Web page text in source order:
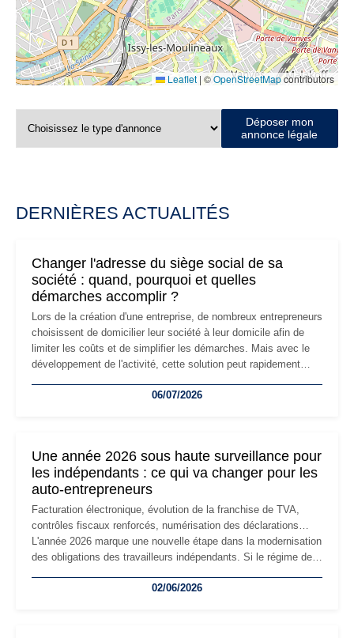
Leaflet |©OpenStreetMapcontributors
Déposer mon
annonce légale
DERNIÈRES ACTUALITÉS
Changer l'adresse du siège social de sa
société : quand, pourquoi et quelles
démarches accomplir ?
Lors de la création d'une entreprise, de nombreux entrepreneurs
choisissent de domicilier leur société à leur domicile afin de
limiter les coûts et de simplifier les démarches. Mais avec le
développement de l'activité, cette solution peut rapidement
professionnels, recrutement, image de marque… Le
06/07/2026
Une année 2026 sous haute surveillance pour
les indépendants : ce qui va changer pour les
auto-entrepreneurs
Facturation électronique, évolution de la franchise de TVA,
contrôles fiscaux renforcés, numérisation des déclarations…
L'année 2026 marque une nouvelle étape dans la modernisation
des obligations des travailleurs indépendants. Si le régime de
les auto-entrepreneurs devront s'adapter à un environnement
02/06/2026